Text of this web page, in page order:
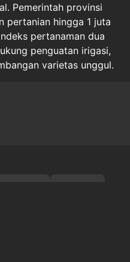
Pemerintah provinsi
pertanian hingga 1 juta
pertanaman dua
penguatan irigasi,
varietas unggul.